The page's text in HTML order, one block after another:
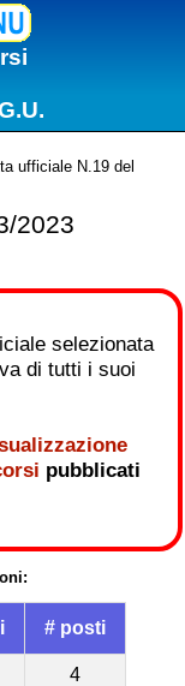
ufficiale N.19 del
2023
selezionata
di tutti i suoi
pubblicati
# posti
4